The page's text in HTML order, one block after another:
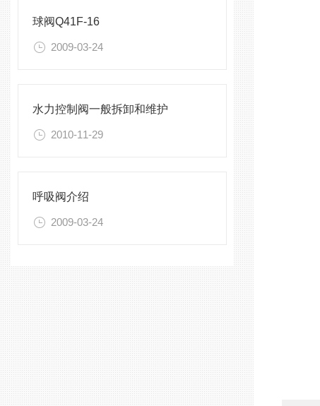
球阀Q41F-16
2009-03-24
水力控制阀一般拆卸和维护
2010-11-29
呼吸阀介绍
2009-03-24